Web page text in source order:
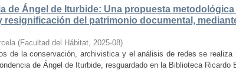
de Ángel de Iturbide: Una propuesta
resignificación del patrimonio documental,
(Facultad del Hábitat, 2025-08)
de la conservación, archivistica y el análisis de redes se realiza
de Ángel de Iturbide, resguardado en la Biblioteca Ricardo